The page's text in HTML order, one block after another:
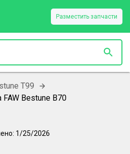
Разместить запчасти
T99
Bestune B70
1/25/2026